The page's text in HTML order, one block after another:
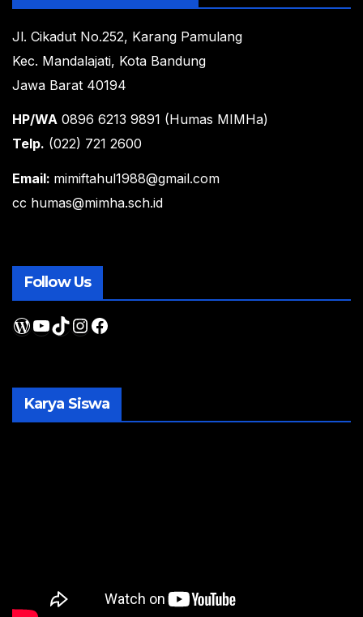
Jl. Cikadut No.252, Karang Pamulang
Kec. Mandalajati, Kota Bandung
Jawa Barat 40194
HP/WA 0896 6213 9891 (Humas MIMHa)
Telp. (022) 721 2600
Email: mimiftahul1988@gmail.com
cc humas@mimha.sch.id
Follow Us
WordPress
YouTube
TikTok
Instagram
Facebook
Karya Siswa